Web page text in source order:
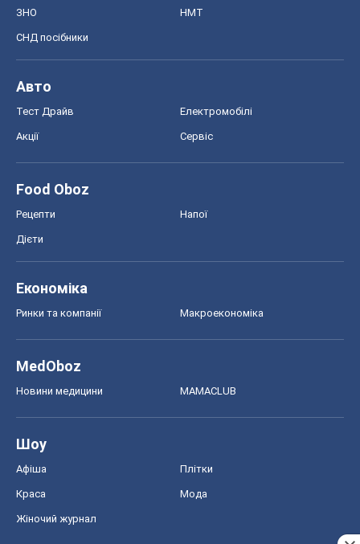
ЗНО НМТ
СНД посібники
Авто
Тест Драйв Електромобілі
Акції Сервіс
Food Oboz
Рецепти Напої
Дієти
Економіка
Ринки та компанії Макроекономіка
MedOboz
Новини медицини MAMACLUB
Шоу
Афіша Плітки
Краса Мода
Жіночий журнал